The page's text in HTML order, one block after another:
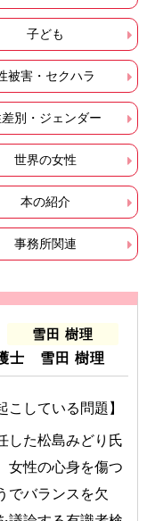
子ども
被害・セクハラ
別・ジェンダー
世界の女性
本の紹介
事務所関連
雪田 樹理
士 雪田 樹理
こしている問題】
した松島みどり氏
女性の心身を傷つ
でバランスを欠